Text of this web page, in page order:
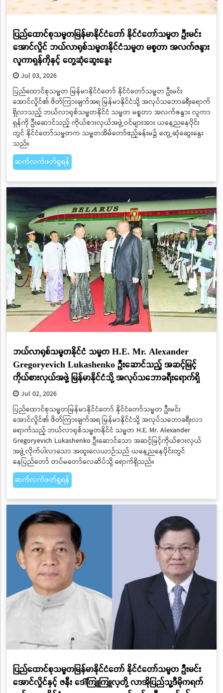
ပြည်ထောင်စုသမ္မတမြန်မာနိုင်ငံတော် နိုင်ငံတော်သမ္မတ ဦးမင်း
အောင်လှိုင် ဘယ်လာရုစ်သမ္မတနိုင်ငံသမ္မတ မစ္စတာ အလက်ဇန္ဒား
လူကာရှန်ကိုနှင့် တွေ့ဆုံဆွေးနွေး
Jul 03, 2026
ပြည်ထောင်စုသမ္မတ မြန်မာနိုင်ငံတော် နိုင်ငံတော်သမ္မတ ဦးမင်း
အောင်လှိုင်၏ ဖိတ်ကြားချက်အရ မြန်မာနိုင်ငံသို့ အလုပ်သဘောခရီးရောက်
ရှိလာသည့် ဘယ်လာရုစ်သမ္မတနိုင်ငံ သမ္မတ မစ္စတာ အလက်ဇန္ဒား လူကာ
ရှန်ကို ဦးဆောင်သည့် ကိုယ်စားလှယ်အဖွဲ့ဝင်များအား ယနေ့ညနေပိုင်း
တွင် နိုင်ငံတော်သမ္မတက သမ္မတအိမ်တော်ဧည့်ခန်းမ၌ တွေ့ဆုံဆွေးနွေး
သည်။
ဆက်လက်ဖတ်ရှုရန်
ဘယ်လာရုစ်သမ္မတနိုင်ငံ သမ္မတ H.E. Mr. Alexander
Gregoryevich Lukashenko ဦးဆောင်သည့် အဆင့်မြင့်
ကိုယ်စားလှယ်အဖွဲ့ မြန်မာနိုင်ငံသို့ အလုပ်သဘောခရီးရောက်ရှိ
Jul 02, 2026
ပြည်ထောင်စုသမ္မတမြန်မာနိုင်ငံတော် နိုင်ငံတော်သမ္မတ ဦးမင်း
အောင်လှိုင်၏ ဖိတ်ကြားချက်အရ မြန်မာနိုင်ငံသို့ အလုပ်သဘောခရီးလာ
ရောက်သည့် ဘယ်လာရုစ်သမ္မတနိုင်ငံ သမ္မတ H.E. Mr. Alexander
Gregoryevich Lukashenko ဦးဆောင်သော အဆင့်မြင့်ကိုယ်စားလှယ်
အဖွဲ့လိုက်ပါလာသော အထူးလေယာဉ်သည် ယနေ့ညနေပိုင်းတွင်
နေပြည်တော် တပ်မတော်လေဆိပ်သို့ ရောက်ရှိသည်။
ဆက်လက်ဖတ်ရှုရန်
ပြည်ထောင်စုသမ္မတမြန်မာနိုင်ငံတော် နိုင်ငံတော်သမ္မတ ဦးမင်း
အောင်လှိုင်နှင့် ဇနီး ဒေါ်ကြူကြူလှတို့ လာအိုပြည်သူ့ဒီမိုကရက်